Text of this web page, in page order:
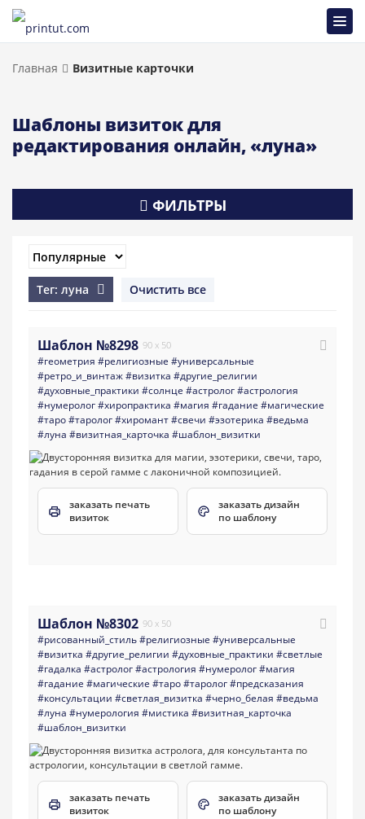
Главная Визитные карточки
Шаблоны визиток для
редактирования онлайн, «луна»
ФИЛЬТРЫ
Тег: луна Очистить все
Шаблон №8298 90 x 50
#геометрия #религиозные #универсальные
#ретро_и_винтаж#визитка #другие_религии
#духовные_практики #солнце #астролог#астрология
#нумеролог#хиропрактика #магия #гадание #магические
#таро#таролог#хиромант#свечи #эзотерика #ведьма
#луна #визитная_карточка #шаблон_визитки
заказать печать
визиток
заказать дизайн
по шаблону
Шаблон №8302 90 x 50
#рисованный_стиль#религиозные #универсальные
#визитка #другие_религии #духовные_практики #светлые
#гадалка #астролог#астрология #нумеролог#магия
#гадание #магические #таро#таролог#предсказания
#консультации #светлая_визитка #черно_белая #ведьма
#луна #нумерология #мистика #визитная_карточка
#шаблон_визитки
заказать печать
визиток
заказать дизайн
по шаблону